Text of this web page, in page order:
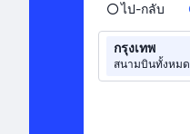
ไป-กลับ
กรุงเทพ
สนามบินทั้งหมด